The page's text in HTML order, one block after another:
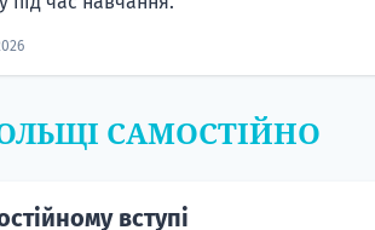
САМОСТІЙНО
вступі